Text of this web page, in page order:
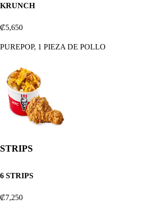
KRUNCH
₡5,650
PUREPOP, 1 PIEZA DE POLLO
STRIPS
6 STRIPS
₡7,250